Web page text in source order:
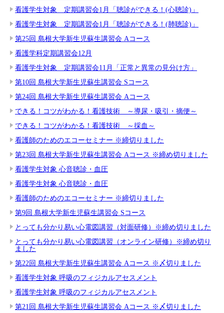
看護学生対象 定期講習会1月「聴診ができる！(心聴診)」
看護学生対象 定期講習会1月「聴診ができる！(肺聴診)」
第25回 島根大学新生児蘇生講習会 Aコース
看護学科定期講習会12月
看護学生対象 定期講習会11月「正常と異常の見分け方」
第10回 島根大学新生児蘇生講習会 Sコース
第24回 島根大学新生児蘇生講習会 Aコース
できる！コツがわかる！看護技術 ～導尿・吸引・摘便～
できる！コツがわかる！看護技術 ～採血～
看護師のためのエコーセミナー ※締切りました
第23回 島根大学新生児蘇生講習会 Aコース ※締め切りました
看護学生対象 心音聴診・血圧
看護学生対象 心音聴診・血圧
看護師のためのエコーセミナー ※締切りました
第9回 島根大学新生児蘇生講習会 Sコース
とっても分かり易い心電図講習（対面研修）※締め切りました
とっても分かり易い心電図講習（オンライン研修）※締め切り
ました
第22回 島根大学新生児蘇生講習会 Aコース ※〆切りました
看護学生対象 呼吸のフィジカルアセスメント
看護学生対象 呼吸のフィジカルアセスメント
第21回 島根大学新生児蘇生講習会 Aコース ※〆切りました